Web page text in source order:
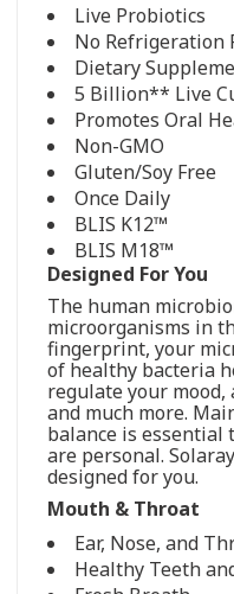
Live Probiotics
No Refrigeration
Dietary
5 Billion** Live
Promotes Oral
Non-GMO
Gluten/Soy Free
Once Daily
BLIS K12™
BLIS M18™
Designed For You
The human
microorganisms in
fingerprint, your
of healthy bacteria
regulate your mood,
and much more.
balance is essential
are personal.
designed for you.
Mouth & Throat
Ear, Nose, and
Healthy Teeth